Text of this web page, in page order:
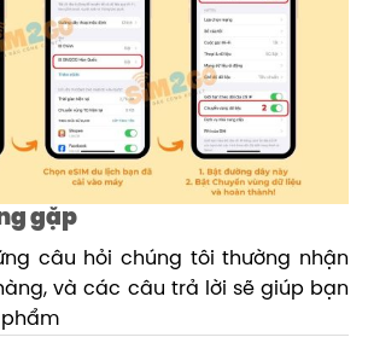
gặp
câu hỏi chúng tôi thường nhận
và các câu trả lời sẽ giúp bạn
phẩm